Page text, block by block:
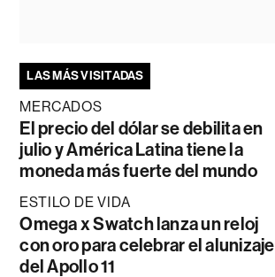
LAS MÁS VISITADAS
MERCADOS
El precio del dólar se debilita en
julio y América Latina tiene la
moneda más fuerte del mundo
ESTILO DE VIDA
Omega x Swatch lanza un reloj
con oro para celebrar el alunizaje
del Apollo 11